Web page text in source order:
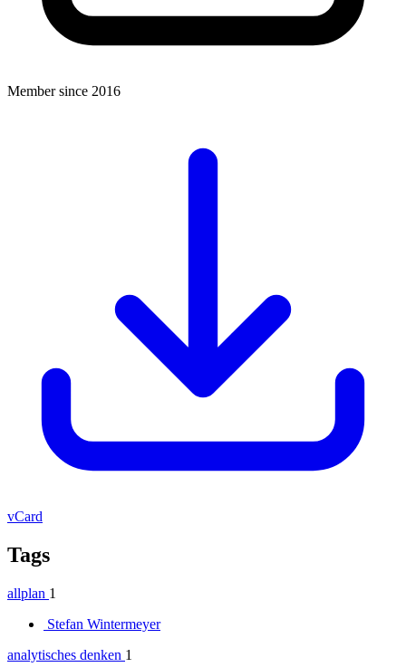
Member since 2016
vCard
Tags
allplan 1
Stefan Wintermeyer
analytisches denken 1